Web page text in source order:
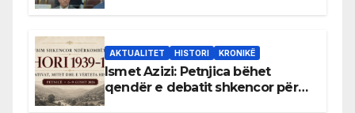
AKTUALITET HISTORI KRONIKË
Ismet Azizi: Petnjica bëhet
qendër e debatit shkencor për